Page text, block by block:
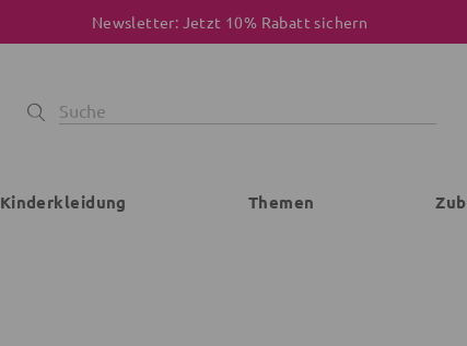
Newsletter: Jetzt 10% Rabatt sichern
Kinderkleidung Themen